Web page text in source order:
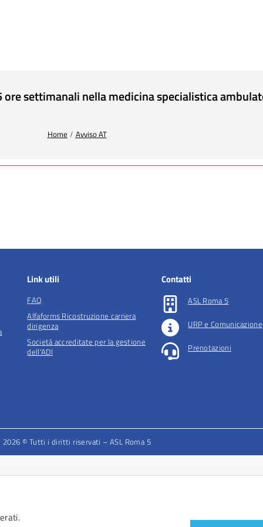
settimanali nella medicina specialistica
Home Avviso AT
Link utili
FAQ
Alfaforms Ricostruzione carriera
dirigenza
Società accreditate per la gestione
dell'ADI
Contatti
ASL Roma 5
URP e Comunicazione
Prenotazioni
2026 © Tutti i diritti riservati – ASL Roma 5